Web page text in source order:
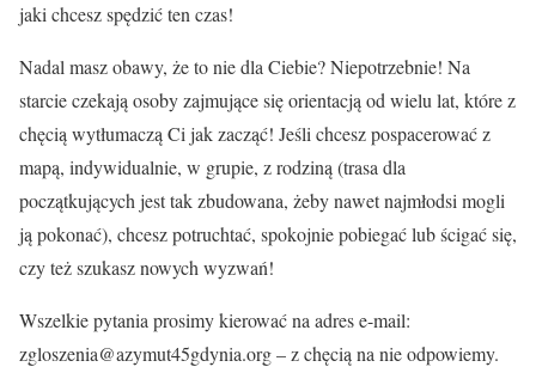
jaki chcesz spędzić ten czas!
Nadal masz obawy, że to nie dla Ciebie? Niepotrzebnie! Na
starcie czekają osoby zajmujące się orientacją od wielu lat, które z
chęcią wytłumaczą Ci jak zacząć! Jeśli chcesz pospacerować z
mapą, indywidualnie, w grupie, z rodziną (trasa dla
początkujących jest tak zbudowana, żeby nawet najmłodsi mogli
ją pokonać), chcesz potruchtać, spokojnie pobiegać lub ścigać się,
czy też szukasz nowych wyzwań!
Wszelkie pytania prosimy kierować na adres e-mail:
zgloszenia@azymut45gdynia.org – z chęcią na nie odpowiemy.